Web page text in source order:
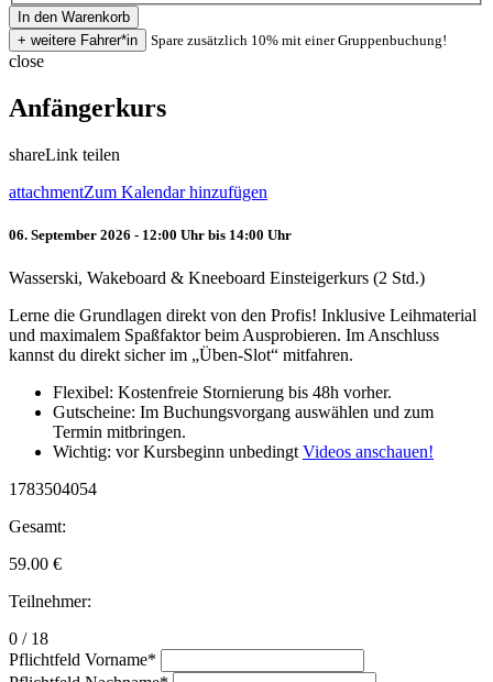
Spare zusätzlich 10% mit einer Gruppenbuchung!
close
Anfängerkurs
shareLink teilen
attachmentZum Kalendar hinzufügen
06. September 2026 - 12:00 Uhr bis 14:00 Uhr
Wasserski, Wakeboard & Kneeboard Einsteigerkurs (2 Std.)
Lerne die Grundlagen direkt von den Profis! Inklusive Leihmaterial
und maximalem Spaßfaktor beim Ausprobieren. Im Anschluss
kannst du direkt sicher im „Üben-Slot“ mitfahren.
Flexibel: Kostenfreie Stornierung bis 48h vorher.
Gutscheine: Im Buchungsvorgang auswählen und zum
Termin mitbringen.
Wichtig: vor Kursbeginn unbedingtVideos anschauen!
1783504054
Gesamt:
59.00 €
Teilnehmer:
0 / 18
Pflichtfeld Vorname*